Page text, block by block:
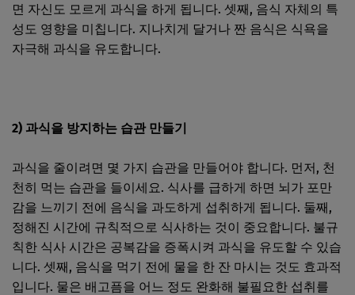
면 자신도 모르게 과식을 하게 됩니다. 셋째, 음식 자체의 특
성도 영향을 미칩니다. 지나치게 달거나 짠 음식은 식욕을
자극해 과식을 유도합니다.
2) 과식을 방지하는 습관 만들기
과식을 줄이려면 몇 가지 습관을 만들어야 합니다. 먼저, 천
천히 먹는 습관을 들이세요. 식사를 급하게 하면 뇌가 포만
감을 느끼기 전에 음식을 과도하게 섭취하게 됩니다. 둘째,
정해진 시간에 규칙적으로 식사하는 것이 중요합니다. 불규
칙한 식사 시간은 공복감을 증폭시켜 과식을 유도할 수 있습
니다. 셋째, 음식을 먹기 전에 물을 한 잔 마시는 것도 효과적
입니다. 물은 배고픔을 어느 정도 완화해 불필요한 섭취를